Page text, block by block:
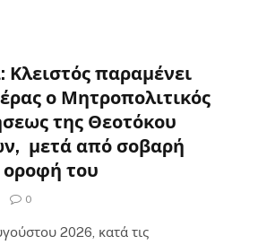
Κλειστός παραμένει
ο Μητροπολιτικός
της Θεοτόκου
μετά από σοβαρή
οροφή του
0
2026, κατά τις